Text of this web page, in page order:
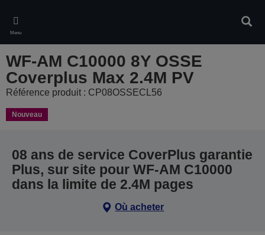
main
content
Menu
WF-AM C10000 8Y OSSE
Coverplus Max 2.4M PV
Référence produit : CP08OSSECL56
Nouveau
08 ans de service CoverPlus garantie
Plus, sur site pour WF-AM C10000
dans la limite de 2.4M pages
Où acheter